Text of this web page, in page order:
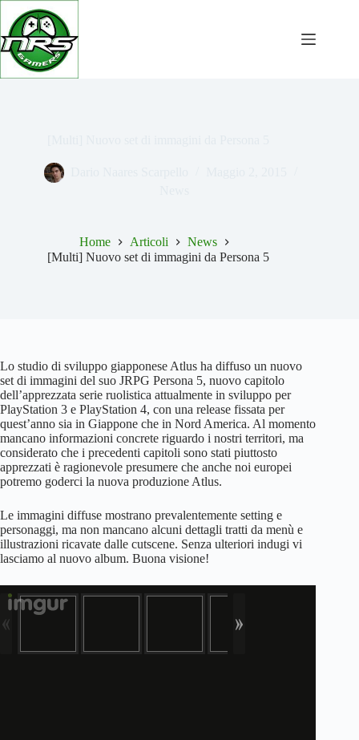
Salta
contenuto
Home Articoli
News
[Multi] Nuovo set di immagini da Persona 5
Lo studio di sviluppo giapponese Atlus ha diffuso un nuovo
set di immagini del suo JRPG Persona 5, nuovo capitolo
dell’apprezzata serie ruolistica attualmente in sviluppo per
PlayStation 3 e PlayStation 4, con una release fissata per
quest’anno sia in Giappone che in Nord America. Al momento
mancano informazioni concrete riguardo i nostri territori, ma
considerato che i precedenti capitoli sono stati piuttosto
apprezzati è ragionevole presumere che anche noi europei
potremo goderci la nuova produzione Atlus.
Le immagini diffuse mostrano prevalentemente setting e
personaggi, ma non mancano alcuni dettagli tratti da menù e
illustrazioni ricavate dalle cutscene. Senza ulteriori indugi vi
lasciamo al nuovo album. Buona visione!